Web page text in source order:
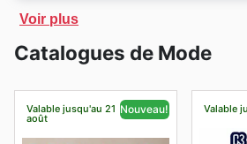
Envie De Fraise
d'une livraison gratuite à
Voir plus
Catalogues de Mode
Valable jusqu'au 21
août
Nouveau! Valable